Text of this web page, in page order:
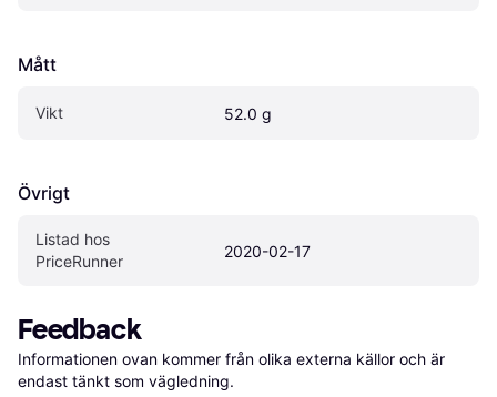
Mått
Vikt 52.0 g
Övrigt
Listad hos
PriceRunner
2020-02-17
Feedback
Informationen ovan kommer från olika externa källor och är
endast tänkt som vägledning.